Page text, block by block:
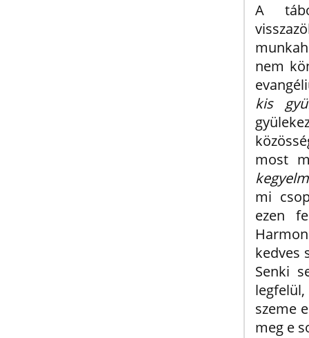
A
nem
kis
most
mi
ezen
kedves
Senki
szeme
meg e